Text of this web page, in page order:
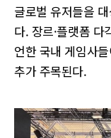
글로벌 유저들을
다. 장르·플랫폼
언한 국내 게임사
추가 주목된다.